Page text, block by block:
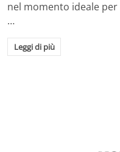
nel momento ideale
…
Leggi di più